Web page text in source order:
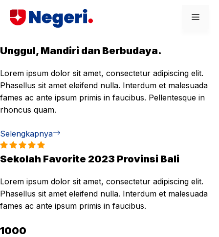
Unggul, Mandiri dan Berbudaya.
Lorem ipsum dolor sit amet, consectetur adipiscing elit.
Phasellus sit amet eleifend nulla. Interdum et malesuada
fames ac ante ipsum primis in faucibus. Pellentesque in
rhoncus quam.
Selengkapnya
Sekolah Favorite 2023 Provinsi Bali
Lorem ipsum dolor sit amet, consectetur adipiscing elit.
Phasellus sit amet eleifend nulla. Interdum et malesuada
fames ac ante ipsum primis in faucibus.
1000